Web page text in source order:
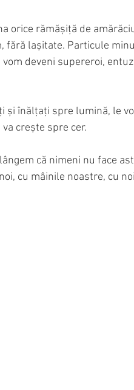
orice rămășiță de
fără lașitate. Particule
deveni supereroi,
și înălțați spre lumină, le
crește spre cer.
că nimeni nu face
cu mâinile noastre, cu